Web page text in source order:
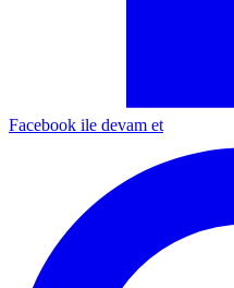
Facebook ile devam et